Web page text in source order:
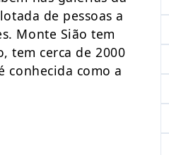
de pessoas a
Monte Sião tem
tem cerca de 2000
conhecida como a